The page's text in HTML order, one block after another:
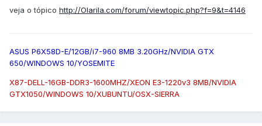
veja o tópico http://Olarila.com/forum/viewtopic.php?f=9&t=4146
ASUS P6X58D-E/12GB/i7-960 8MB 3.20GHz/NVIDIA GTX
650/WINDOWS 10/YOSEMITE
X87-DELL-16GB-DDR3-1600MHZ/XEON E3-1220v3 8MB/NVIDIA
GTX1050/WINDOWS 10/XUBUNTU/OSX-SIERRA